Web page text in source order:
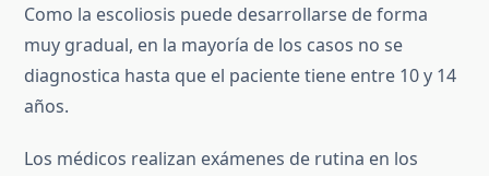
Como la escoliosis puede desarrollarse de forma
muy gradual, en la mayoría de los casos no se
diagnostica hasta que el paciente tiene entre 10 y 14
años.
Los médicos realizan exámenes de rutina en los